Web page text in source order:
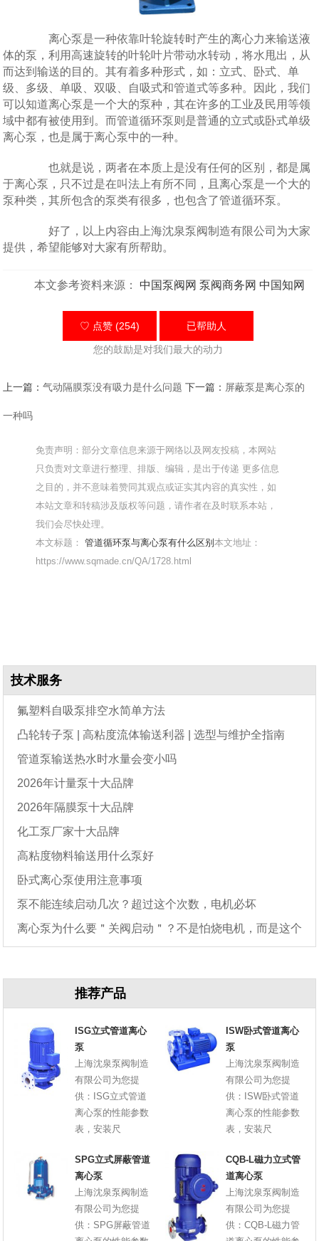
离心泵是一种依靠叶轮旋转时产生的离心力来输送液
体的泵，利用高速旋转的叶轮叶片带动水转动，将水甩出，从
而达到输送的目的。其有着多种形式，如：立式、卧式、单
级、多级、单吸、双吸、自吸式和管道式等多种。因此，我们
可以知道离心泵是一个大的泵种，其在许多的工业及民用等领
域中都有被使用到。而管道循环泵则是普通的立式或卧式单级
离心泵，也是属于离心泵中的一种。
也就是说，两者在本质上是没有任何的区别，都是属
于离心泵，只不过是在叫法上有所不同，且离心泵是一个大的
泵种类，其所包含的泵类有很多，也包含了管道循环泵。
好了，以上内容由上海沈泉泵阀制造有限公司为大家
提供，希望能够对大家有所帮助。
本文参考资料来源： 中国泵阀网 泵阀商务网 中国知网
♡ 点赞 (254) 已帮助 人
您的鼓励是对我们最大的动力
上一篇：气动隔膜泵没有吸力是什么问题 下一篇： 屏蔽泵是离心泵的
一种吗
免责声明：部分文章信息来源于网络以及网友投稿，本网站
只负责对文章进行整理、排版、编辑，是出于传递 更多信息
之目的，并不意味着赞同其观点或证实其内容的真实性，如
本站文章和转稿涉及版权等问题，请作者在及时联系本站，
我们会尽快处理。
本文标题：管道循环泵与离心泵有什么区别本文地址：
https://www.sqmade.cn/QA/1728.html
技术服务
氟塑料自吸泵排空水简单方法
凸轮转子泵 | 高粘度流体输送利器 | 选型与维护全指南
管道泵输送热水时水量会变小吗
2026年计量泵十大品牌
2026年隔膜泵十大品牌
化工泵厂家十大品牌
高粘度物料输送用什么泵好
卧式离心泵使用注意事项
泵不能连续启动几次？超过这个次数，电机必坏
离心泵为什么要＂关阀启动＂？不是怕烧电机，而是这个
推荐产品
ISG立式管道离心
泵
上海沈泉泵阀制造
有限公司为您提
供：ISG立式管道
离心泵的性能参数
表，安装尺
ISW卧式管道离心
泵
上海沈泉泵阀制造
有限公司为您提
供：ISW卧式管道
离心泵的性能参数
表，安装尺
SPG立式屏蔽管道
离心泵
上海沈泉泵阀制造
有限公司为您提
供：SPG屏蔽管道
CQB-L磁力立式管
道离心泵
上海沈泉泵阀制造
有限公司为您提
供：CQB-L磁力管